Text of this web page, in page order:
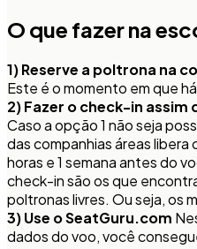
O que fazer na
1) Reserve a poltrona na
Este é o momento em que
2) Fazer o check-in assim
Caso a opção 1 não seja
das companhias áreas
horas e 1 semana antes do
check-in são os que
poltronas livres. Ou seja, os
3) Use o SeatGuru.com
dados do voo, você